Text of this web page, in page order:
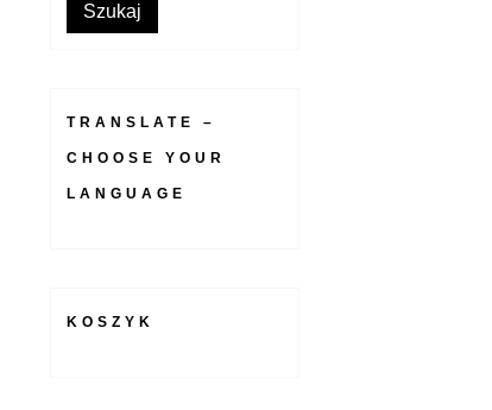
Szukaj
TRANSLATE –
CHOOSE YOUR
LANGUAGE
KOSZYK